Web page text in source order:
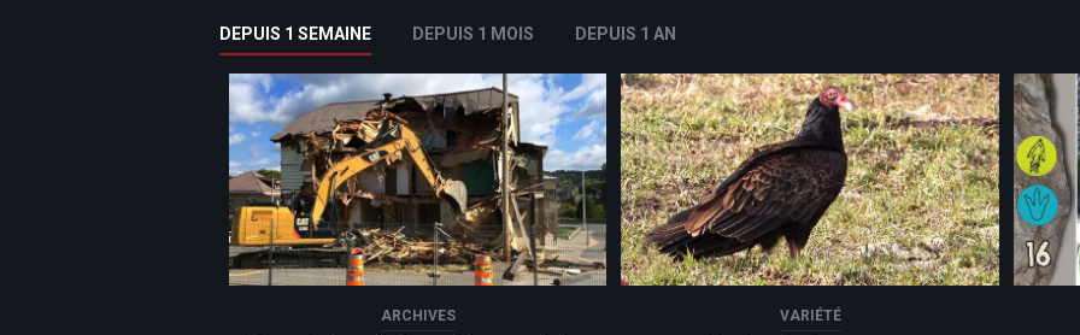
DEPUIS 1 SEMAINE DEPUIS 1 MOIS DEPUIS 1 AN
ARCHIVES VARIÉTÉ